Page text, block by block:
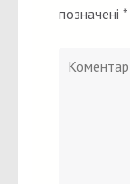
позначені *
Коментар